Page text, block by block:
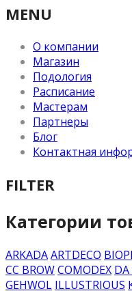
MENU
О компании
Магазин
Подология
Расписание
Мастерам
Партнеры
Блог
Контактная
FILTER
Категории
ARKADAARTDECO
CC BROWCOMODEX
GEHWOL ILLUSTRIOUS